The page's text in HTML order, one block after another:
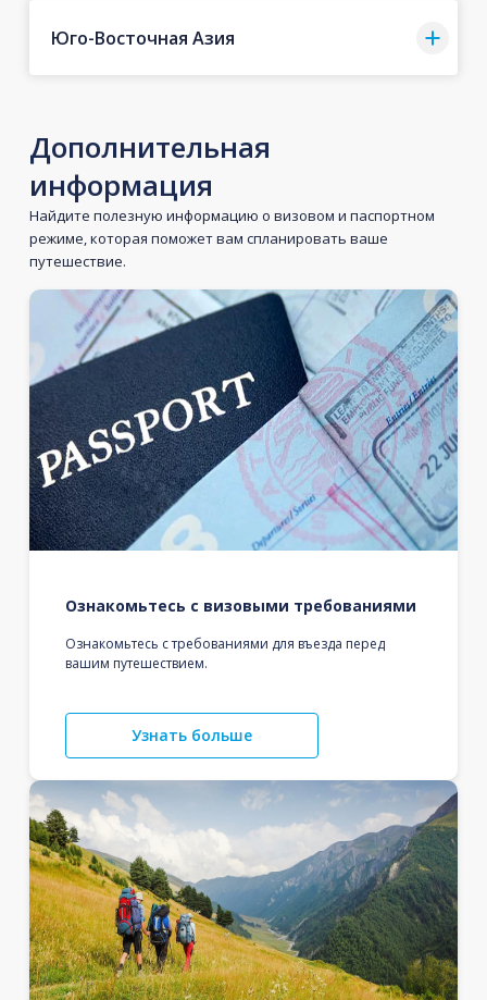
Юго-Восточная Азия
Дополнительная
информация
Найдите полезную информацию о визовом и паспортном
режиме, которая поможет вам спланировать ваше
путешествие.
Ознакомьтесь с визовыми требованиями
Ознакомьтесь с требованиями для въезда перед
вашим путешествием.
Узнать больше